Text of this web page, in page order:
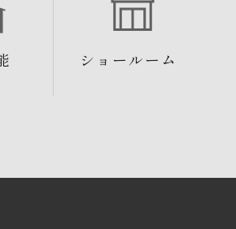
ショールーム